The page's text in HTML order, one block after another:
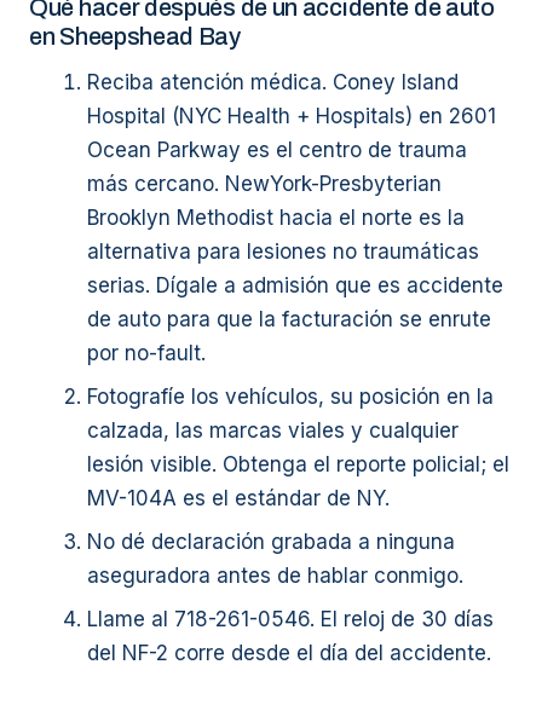
Qué hacer después de un accidente de auto
en Sheepshead Bay
Reciba atención médica. Coney Island
Hospital (NYC Health + Hospitals) en 2601
Ocean Parkway es el centro de trauma
más cercano. NewYork-Presbyterian
Brooklyn Methodist hacia el norte es la
alternativa para lesiones no traumáticas
serias. Dígale a admisión que es accidente
de auto para que la facturación se enrute
por no-fault.
Fotografíe los vehículos, su posición en la
calzada, las marcas viales y cualquier
lesión visible. Obtenga el reporte policial; el
MV-104A es el estándar de NY.
No dé declaración grabada a ninguna
aseguradora antes de hablar conmigo.
Llame al 718-261-0546. El reloj de 30 días
del NF-2 corre desde el día del accidente.